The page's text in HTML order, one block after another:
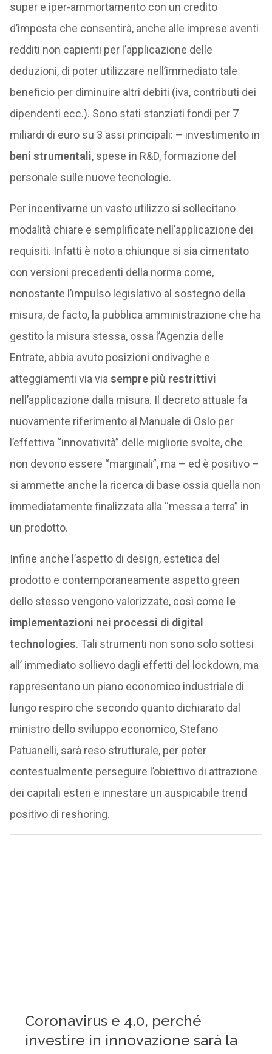
super e iper-ammortamento con un credito
d’imposta che consentirà, anche alle imprese aventi
redditi non capienti per l’applicazione delle
deduzioni, di poter utilizzare nell’immediato tale
beneficio per diminuire altri debiti (iva, contributi dei
dipendenti ecc.). Sono stati stanziati fondi per 7
miliardi di euro su 3 assi principali: – investimento in
beni strumentali, spese in R&D, formazione del
personale sulle nuove tecnologie.
Per incentivarne un vasto utilizzo si sollecitano
modalità chiare e semplificate nell’applicazione dei
requisiti. Infatti è noto a chiunque si sia cimentato
con versioni precedenti della norma come,
nonostante l’impulso legislativo al sostegno della
misura, de facto, la pubblica amministrazione che ha
gestito la misura stessa, ossa l’Agenzia delle
Entrate, abbia avuto posizioni ondivaghe e
atteggiamenti via via sempre più restrittivi
nell’applicazione dalla misura. Il decreto attuale fa
nuovamente riferimento al Manuale di Oslo per
l’effettiva “innovatività” delle migliorie svolte, che
non devono essere “marginali”, ma – ed è positivo –
si ammette anche la ricerca di base ossia quella non
immediatamente finalizzata alla “messa a terra” in
un prodotto.
Infine anche l’aspetto di design, estetica del
prodotto e contemporaneamente aspetto green
dello stesso vengono valorizzate, così come le
implementazioni nei processi di digital
technologies. Tali strumenti non sono solo sottesi
all’ immediato sollievo dagli effetti del lockdown, ma
rappresentano un piano economico industriale di
lungo respiro che secondo quanto dichiarato dal
ministro dello sviluppo economico, Stefano
Patuanelli, sarà reso strutturale, per poter
contestualmente perseguire l’obiettivo di attrazione
dei capitali esteri e innestare un auspicabile trend
positivo di reshoring.